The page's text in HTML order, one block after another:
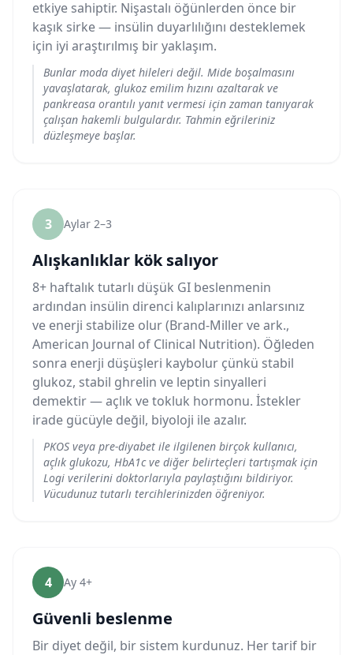
etkiye sahiptir. Nişastalı öğünlerden önce bir
kaşık sirke — insülin duyarlılığını desteklemek
için iyi araştırılmış bir yaklaşım.
Bunlar moda diyet hileleri değil. Mide boşalmasını
yavaşlatarak, glukoz emilim hızını azaltarak ve
pankreasa orantılı yanıt vermesi için zaman tanıyarak
çalışan hakemli bulgulardır. Tahmin eğrileriniz
düzleşmeye başlar.
3 Aylar 2–3
Alışkanlıklar kök salıyor
8+ haftalık tutarlı düşük GI beslenmenin
ardından insülin direnci kalıplarınızı anlarsınız
ve enerji stabilize olur (Brand-Miller ve ark.,
American Journal of Clinical Nutrition). Öğleden
sonra enerji düşüşleri kaybolur çünkü stabil
glukoz, stabil ghrelin ve leptin sinyalleri
demektir — açlık ve tokluk hormonu. İstekler
irade gücüyle değil, biyoloji ile azalır.
PKOS veya pre-diyabet ile ilgilenen birçok kullanıcı,
açlık glukozu, HbA1c ve diğer belirteçleri tartışmak için
Logi verilerini doktorlarıyla paylaştığını bildiriyor.
Vücudunuz tutarlı tercihlerinizden öğreniyor.
4 Ay 4+
Güvenli beslenme
Bir diyet değil, bir sistem kurdunuz. Her tarif bir